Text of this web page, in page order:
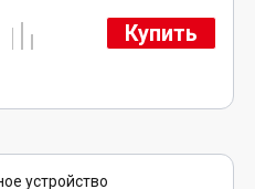
Купить